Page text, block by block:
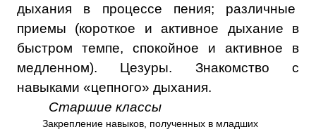
дыхания в процессе пения; различные
приемы (короткое и активное дыхание в
быстром темпе, спокойное и активное в
медленном). Цезуры. Знакомство с
навыками «цепного» дыхания.
Старшие классы
Закрепление навыков, полученных в младших